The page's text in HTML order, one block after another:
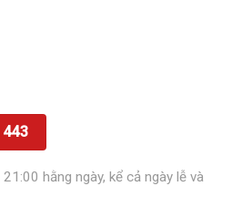
hằng ngày, kể cả ngày lễ và